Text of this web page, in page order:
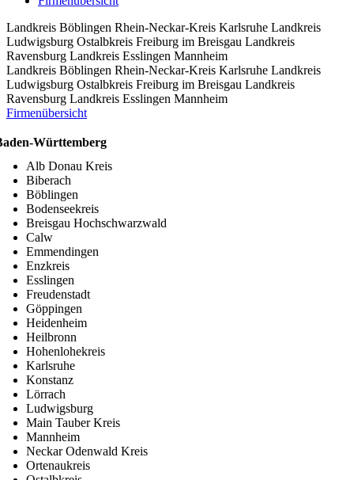
Landkreis Böblingen Rhein-Neckar-Kreis Karlsruhe Landkreis
Ludwigsburg Ostalbkreis Freiburg im Breisgau Landkreis
Ravensburg Landkreis Esslingen Mannheim
Landkreis Böblingen Rhein-Neckar-Kreis Karlsruhe Landkreis
Ludwigsburg Ostalbkreis Freiburg im Breisgau Landkreis
Ravensburg Landkreis Esslingen Mannheim
Firmenübersicht
Württemberg
Alb Donau Kreis
Biberach
Böblingen
Bodenseekreis
Breisgau Hochschwarzwald
Calw
Emmendingen
Enzkreis
Esslingen
Freudenstadt
Göppingen
Heidenheim
Heilbronn
Hohenlohekreis
Karlsruhe
Konstanz
Lörrach
Ludwigsburg
Main Tauber Kreis
Mannheim
Neckar Odenwald Kreis
Ortenaukreis